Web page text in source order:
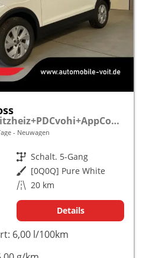
95PS Climatronic+Sitzheiz+PDCvohi+AppConnect+Side+TravelAssist+ACC
Neuwagen
Getriebe Schalt. 5-Gang
Außenfarbe [0Q0Q] Pure White
Kilometerstand 20 km
Details
6,00 l/100km